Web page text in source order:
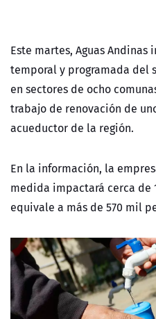
Este martes, Aguas Andinas
temporal y programada del
en sectores de ocho
trabajo de renovación de
acueductor de la región.
En la información, la
medida impactará cerca de
equivale a más de 570 mil